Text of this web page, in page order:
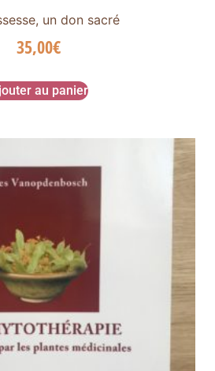
un don sacré
35,00€
au panier